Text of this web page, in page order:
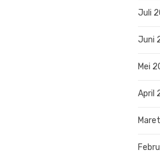
Juli
Juni
Mei
April